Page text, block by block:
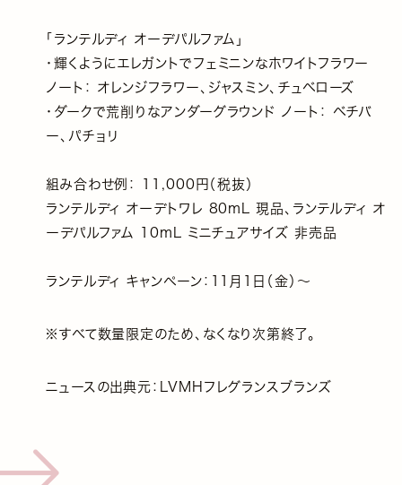
「ランテルディ オーデパルファム」
・輝くようにエレガントでフェミニンなホワイトフラワー
ノート： オレンジフラワー、ジャスミン、チュベローズ
・ダークで荒削りなアンダーグラウンド ノート： ベチバ
ー、パチョリ
組み合わせ例： 11,000円（税抜）
ランテルディ オーデトワレ 80mL 現品、ランテルディ オ
ーデパルファム 10mL ミニチュアサイズ 非売品
ランテルディ キャンペーン：11月1日（金）～
※すべて数量限定のため、なくなり次第終了。
ニュースの出典元：LVMHフレグランスブランズ